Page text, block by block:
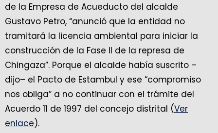
de la Empresa de Acueducto del alcalde
Gustavo Petro, “anunció que la entidad no
tramitará la licencia ambiental para iniciar la
construcción de la Fase II de la represa de
Chingaza”. Porque el alcalde había suscrito –
dijo– el Pacto de Estambul y ese “compromiso
nos obliga” a no continuar con el trámite del
Acuerdo 11 de 1997 del concejo distrital (Ver
enlace).